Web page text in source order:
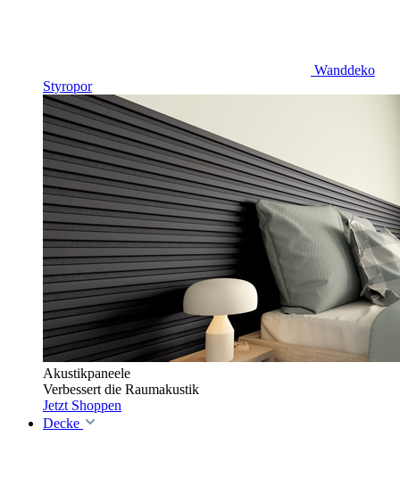
Wanddeko
Styropor
Akustikpaneele
Verbessert die Raumakustik
Jetzt Shoppen
Decke